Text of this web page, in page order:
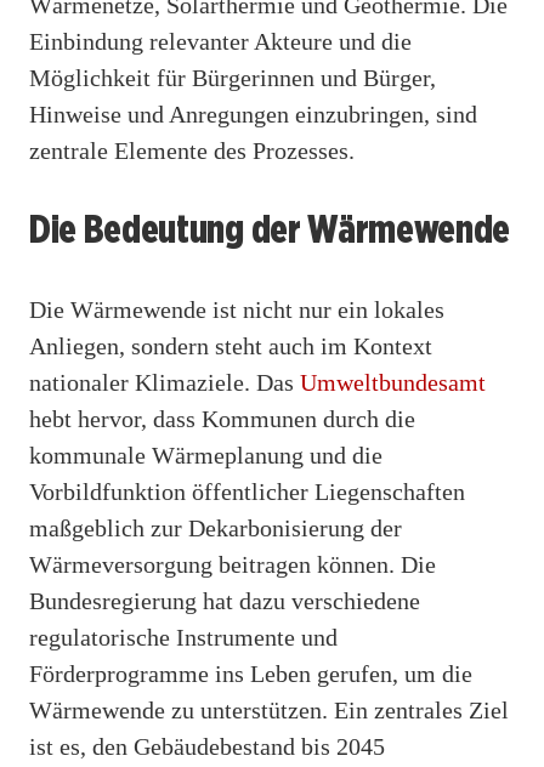
Einbindung relevanter Akteure und die
Möglichkeit für Bürgerinnen und Bürger,
Hinweise und Anregungen einzubringen, sind
zentrale Elemente des Prozesses.
Die Bedeutung der Wärmewende
Die Wärmewende ist nicht nur ein lokales
Anliegen, sondern steht auch im Kontext
nationaler Klimaziele. Das Umweltbundesamt
hebt hervor, dass Kommunen durch die
kommunale Wärmeplanung und die
Vorbildfunktion öffentlicher Liegenschaften
maßgeblich zur Dekarbonisierung der
Wärmeversorgung beitragen können. Die
Bundesregierung hat dazu verschiedene
regulatorische Instrumente und
Förderprogramme ins Leben gerufen, um die
Wärmewende zu unterstützen. Ein zentrales Ziel
ist es, den Gebäudebestand bis 2045